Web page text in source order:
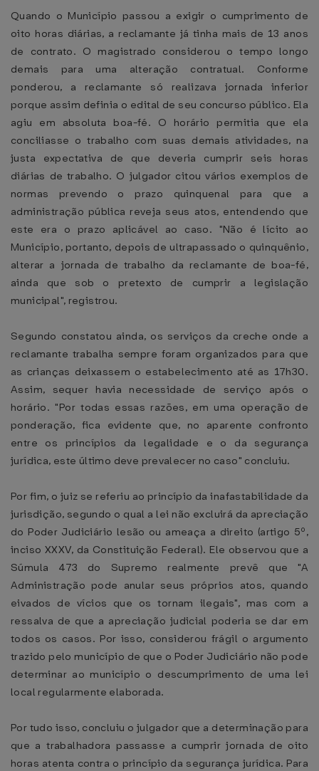
Quando o Município passou a exigir o cumprimento de
oito horas diárias, a reclamante já tinha mais de 13 anos
de contrato. O magistrado considerou o tempo longo
demais para uma alteração contratual. Conforme
ponderou, a reclamante só realizava jornada inferior
porque assim definia o edital de seu concurso público. Ela
agiu em absoluta boa-fé. O horário permitia que ela
conciliasse o trabalho com suas demais atividades, na
justa expectativa de que deveria cumprir seis horas
diárias de trabalho. O julgador citou vários exemplos de
normas prevendo o prazo quinquenal para que a
administração pública reveja seus atos, entendendo que
este era o prazo aplicável ao caso. "Não é lícito ao
Município, portanto, depois de ultrapassado o quinquênio,
alterar a jornada de trabalho da reclamante de boa-fé,
ainda que sob o pretexto de cumprir a legislação
municipal", registrou.
Segundo constatou ainda, os serviços da creche onde a
reclamante trabalha sempre foram organizados para que
as crianças deixassem o estabelecimento até as 17h30.
Assim, sequer havia necessidade de serviço após o
horário. "Por todas essas razões, em uma operação de
ponderação, fica evidente que, no aparente confronto
entre os princípios da legalidade e o da segurança
jurídica, este último deve prevalecer no caso" concluiu.
Por fim, o juiz se referiu ao princípio da inafastabilidade da
jurisdição, segundo o qual a lei não excluirá da apreciação
do Poder Judiciário lesão ou ameaça a direito (artigo 5º,
inciso XXXV, da Constituição Federal). Ele observou que a
Súmula 473 do Supremo realmente prevê que "A
Administração pode anular seus próprios atos, quando
eivados de vícios que os tornam ilegais", mas com a
ressalva de que a apreciação judicial poderia se dar em
todos os casos. Por isso, considerou frágil o argumento
trazido pelo município de que o Poder Judiciário não pode
determinar ao município o descumprimento de uma lei
local regularmente elaborada.
Por tudo isso, concluiu o julgador que a determinação para
que a trabalhadora passasse a cumprir jornada de oito
horas atenta contra o princípio da segurança jurídica. Para